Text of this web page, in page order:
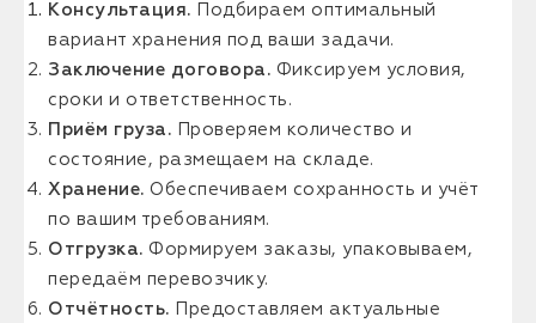
Консультация. Подбираем оптимальный
вариант хранения под ваши задачи.
Заключение договора. Фиксируем условия,
сроки и ответственность.
Приём груза. Проверяем количество и
состояние, размещаем на складе.
Хранение. Обеспечиваем сохранность и учёт
по вашим требованиям.
Отгрузка. Формируем заказы, упаковываем,
передаём перевозчику.
Отчётность. Предоставляем актуальные